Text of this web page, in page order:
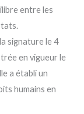
entre les
signature le 4
en vigueur le
a établi un
humains en